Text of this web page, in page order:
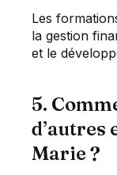
Les
la gestion
et le
5.
d’autres
Marie ?